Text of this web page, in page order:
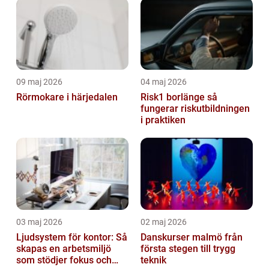
09 maj 2026
Rörmokare i härjedalen
04 maj 2026
Risk1 borlänge så
fungerar riskutbildningen
i praktiken
03 maj 2026
Ljudsystem för kontor: Så
skapas en arbetsmiljö
som stödjer fokus och
02 maj 2026
Danskurser malmö från
första stegen till trygg
teknik